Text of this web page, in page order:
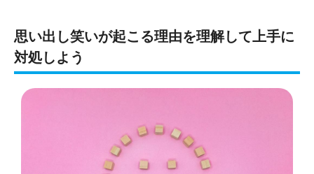
思い出し笑いが起こる理由を理解して上手に
対処しよう